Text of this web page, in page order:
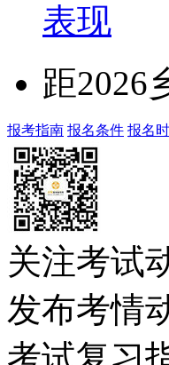
表现
距2026
报考指南 报名条件 报名
关注考试
发布考情
考试复习